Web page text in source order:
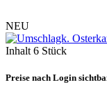
NEU
Inhalt 6 Stück
Preise nach Login